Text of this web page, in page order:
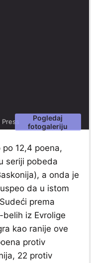
Pogledaj
fotogaleriju
12,4 poena,
seriji pobeda
a onda je
da u istom
prema
iz Evrolige
kao ranije ove
protiv
22 protiv